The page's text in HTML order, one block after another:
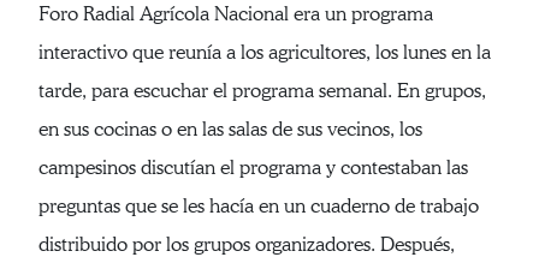
Foro Radial Agrícola Nacional era un programa
interactivo que reunía a los agricultores, los lunes en la
tarde, para escuchar el programa semanal. En grupos,
en sus cocinas o en las salas de sus vecinos, los
campesinos discutían el programa y contestaban las
preguntas que se les hacía en un cuaderno de trabajo
distribuido por los grupos organizadores. Después,